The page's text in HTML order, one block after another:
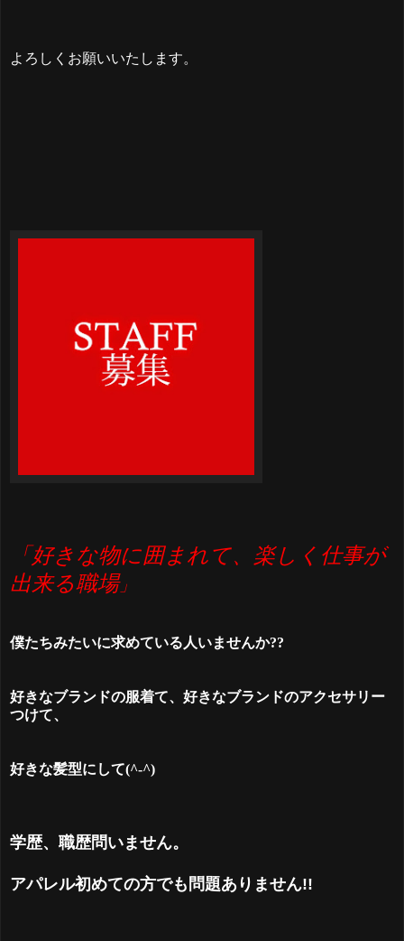
よろしくお願いいたします。
「好きな物に囲まれて、楽しく仕事が
出来る職場」
僕たちみたいに求めている人いませんか??
好きなブランドの服着て、好きなブランドのアクセサリー
つけて、
好きな髪型にして(^-^)
学歴、職歴問いません。
アパレル初めての方でも問題ありません!!